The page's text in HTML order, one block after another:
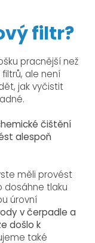
filtr?
pracnější než
ale není
jak vyčistit
čištění
alespoň
měli provést
dosáhne tlaku
úrovní
v čerpadle a
došlo k
také